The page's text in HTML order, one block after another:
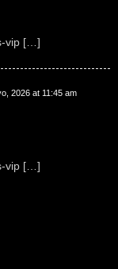
vip […]
2026 at 11:45 am
vip […]